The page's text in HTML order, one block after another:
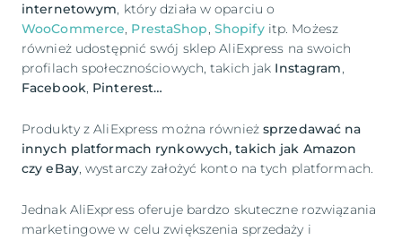
internetowym, który działa w oparciu o
WooCommerce, PrestaShop, Shopifyitp. Możesz
również udostępnić swój sklep AliExpress na swoich
profilach społecznościowych, takich jak Instagram,
Facebook, Pinterest…
Produkty z AliExpress można równieżsprzedawać na
innych platformach rynkowych, takich jak Amazon
czy eBay, wystarczy założyć konto na tych platformach.
Jednak AliExpress oferuje bardzo skuteczne rozwiązania
marketingowe w celu zwiększenia sprzedaży i